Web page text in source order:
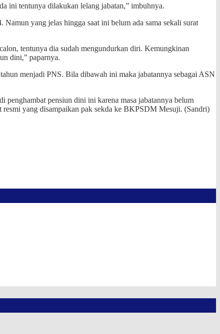
ini tentunya dilakukan lelang jabatan,” imbuhnya.
yang jelas hingga saat ini belum ada sama sekali surat
tentunya dia sudah mengundurkan diri. Kemungkinan
dini,” paparnya.
menjadi PNS. Bila dibawah ini maka jabatannya sebagai ASN
penghambat pensiun dini ini karena masa jabatannya belum
resmi yang disampaikan pak sekda ke BKPSDM Mesuji. (Sandri)